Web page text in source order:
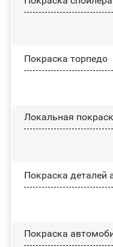
Покраска торпедо
Локальная
Покраска деталей
Покраска